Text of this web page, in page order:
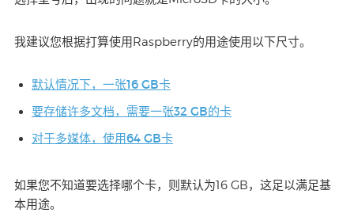
我建议您根据打算使用Raspberry的用途使用以下尺寸。
默认情况下，一张16 GB卡
要存储许多文档，需要一张32 GB的卡
对于多媒体，使用64 GB卡
如果您不知道要选择哪个卡，则默认为16 GB，这足以满足基
本用途。